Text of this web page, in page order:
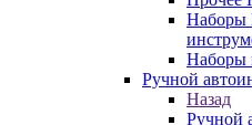
Наборы
Наборы
Ручной
Назад
Ручной